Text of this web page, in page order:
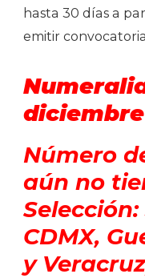
hasta 30 días a
emitir
diciembre
Número
aún no
CDMX,
y